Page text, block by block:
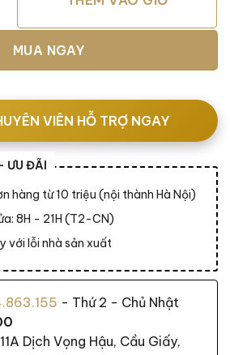
MUA NGAY
VIÊN HỖ TRỢ NGAY
ƯU ĐÃI
hàng từ 10 triệu (nội thành Hà Nội)
8H - 21H (T2-CN)
với lỗi nhà sản xuất
- Thứ 2 - Chủ Nhật
Dịch Vọng Hậu, Cầu Giấy,